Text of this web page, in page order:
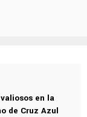
en la
de Cruz Azul